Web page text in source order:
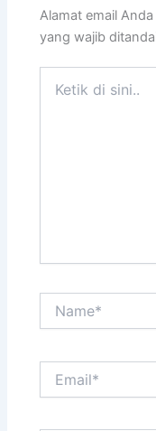
Alamat email
yang wajib